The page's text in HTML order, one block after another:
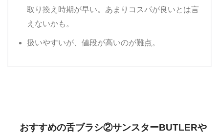
取り換え時期が早い。あまりコスパが良いとは言
えないかも。
扱いやすいが、値段が高いのが難点。
おすすめの舌ブラシ②サンスターBUTLERや